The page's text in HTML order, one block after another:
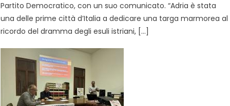
Partito Democratico, con un suo comunicato. “Adria è stata
una delle prime città d’Italia a dedicare una targa marmorea al
ricordo del dramma degli esuli istriani, […]